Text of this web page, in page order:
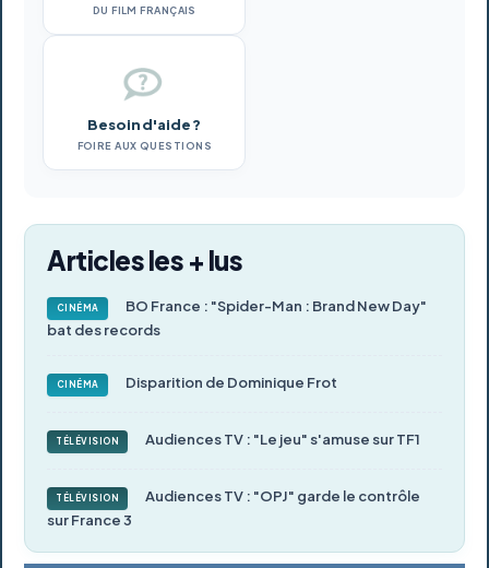
DU FILM FRANÇAIS
Besoin d'aide ?
FOIRE AUX QUESTIONS
Articles les + lus
CINÉMA
BO France : "Spider-Man : Brand New Day"
bat des records
CINÉMA Disparition de Dominique Frot
TÉLÉVISION Audiences TV : "Le jeu" s'amuse sur TF1
TÉLÉVISION
Audiences TV : "OPJ" garde le contrôle
sur France 3